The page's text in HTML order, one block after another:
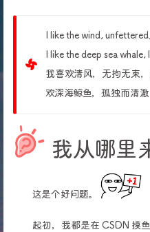
I like the wind,
I like the deep sea
我喜欢清风，无拘无束
欢深海鲸鱼，孤独而清澈
我从哪里
这是个好问题。
起初，我都是在 CSDN 摸鱼